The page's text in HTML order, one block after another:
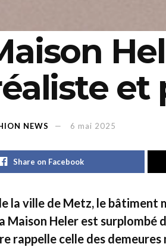
et
NEWS 6 mai 2025
Share on Facebook
la ville de Metz, le bâtiment
Maison Heler est surplombé
rappelle celle des demeures